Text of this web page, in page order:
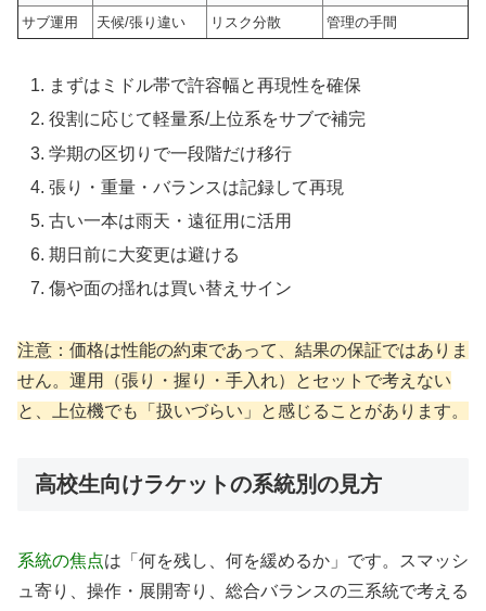
サブ運用
天候/張り違い リスク分散 管理の手間
まずはミドル帯で許容幅と再現性を確保
役割に応じて軽量系/上位系をサブで補完
学期の区切りで一段階だけ移行
張り・重量・バランスは記録して再現
古い一本は雨天・遠征用に活用
期日前に大変更は避ける
傷や面の揺れは買い替えサイン
注意：価格は性能の約束であって、結果の保証ではありま
せん。運用（張り・握り・手入れ）とセットで考えない
と、上位機でも「扱いづらい」と感じることがあります。
高校生向けラケットの系統別の見方
系統の焦点は「何を残し、何を緩めるか」です。スマッシ
ュ寄り、操作・展開寄り、総合バランスの三系統で考える